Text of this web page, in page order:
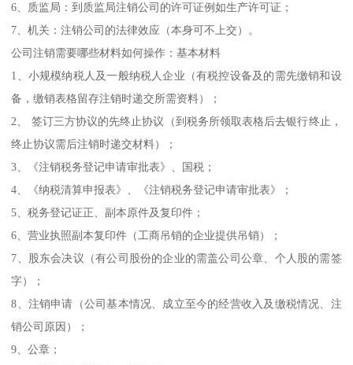
6、质监局：到质监局注销公司的许可证例如生产许可证；
7、机关：注销公司的法律效应（本身可不上交）。
公司注销需要哪些材料如何操作：基本材料
1、小规模纳税人及一般纳税人企业（有税控设备及的需先缴销和设
备，缴销表格留存注销时递交所需资料）；
2、 签订三方协议的先终止协议（到税务所领取表格后去银行终止，
终止协议需后注销时递交材料）；
3、《注销税务登记申请审批表》、国税；
4、《纳税清算申报表》、《注销税务登记申请审批表》；
5、税务登记证正、副本原件及复印件；
6、营业执照副本复印件（工商吊销的企业提供吊销）；
7、股东会决议（有公司股份的企业的需盖公司公章、个人股的需签
字）；
8、注销申请（公司基本情况、成立至今的经营收入及缴税情况、注
销公司原因）；
9、公章；